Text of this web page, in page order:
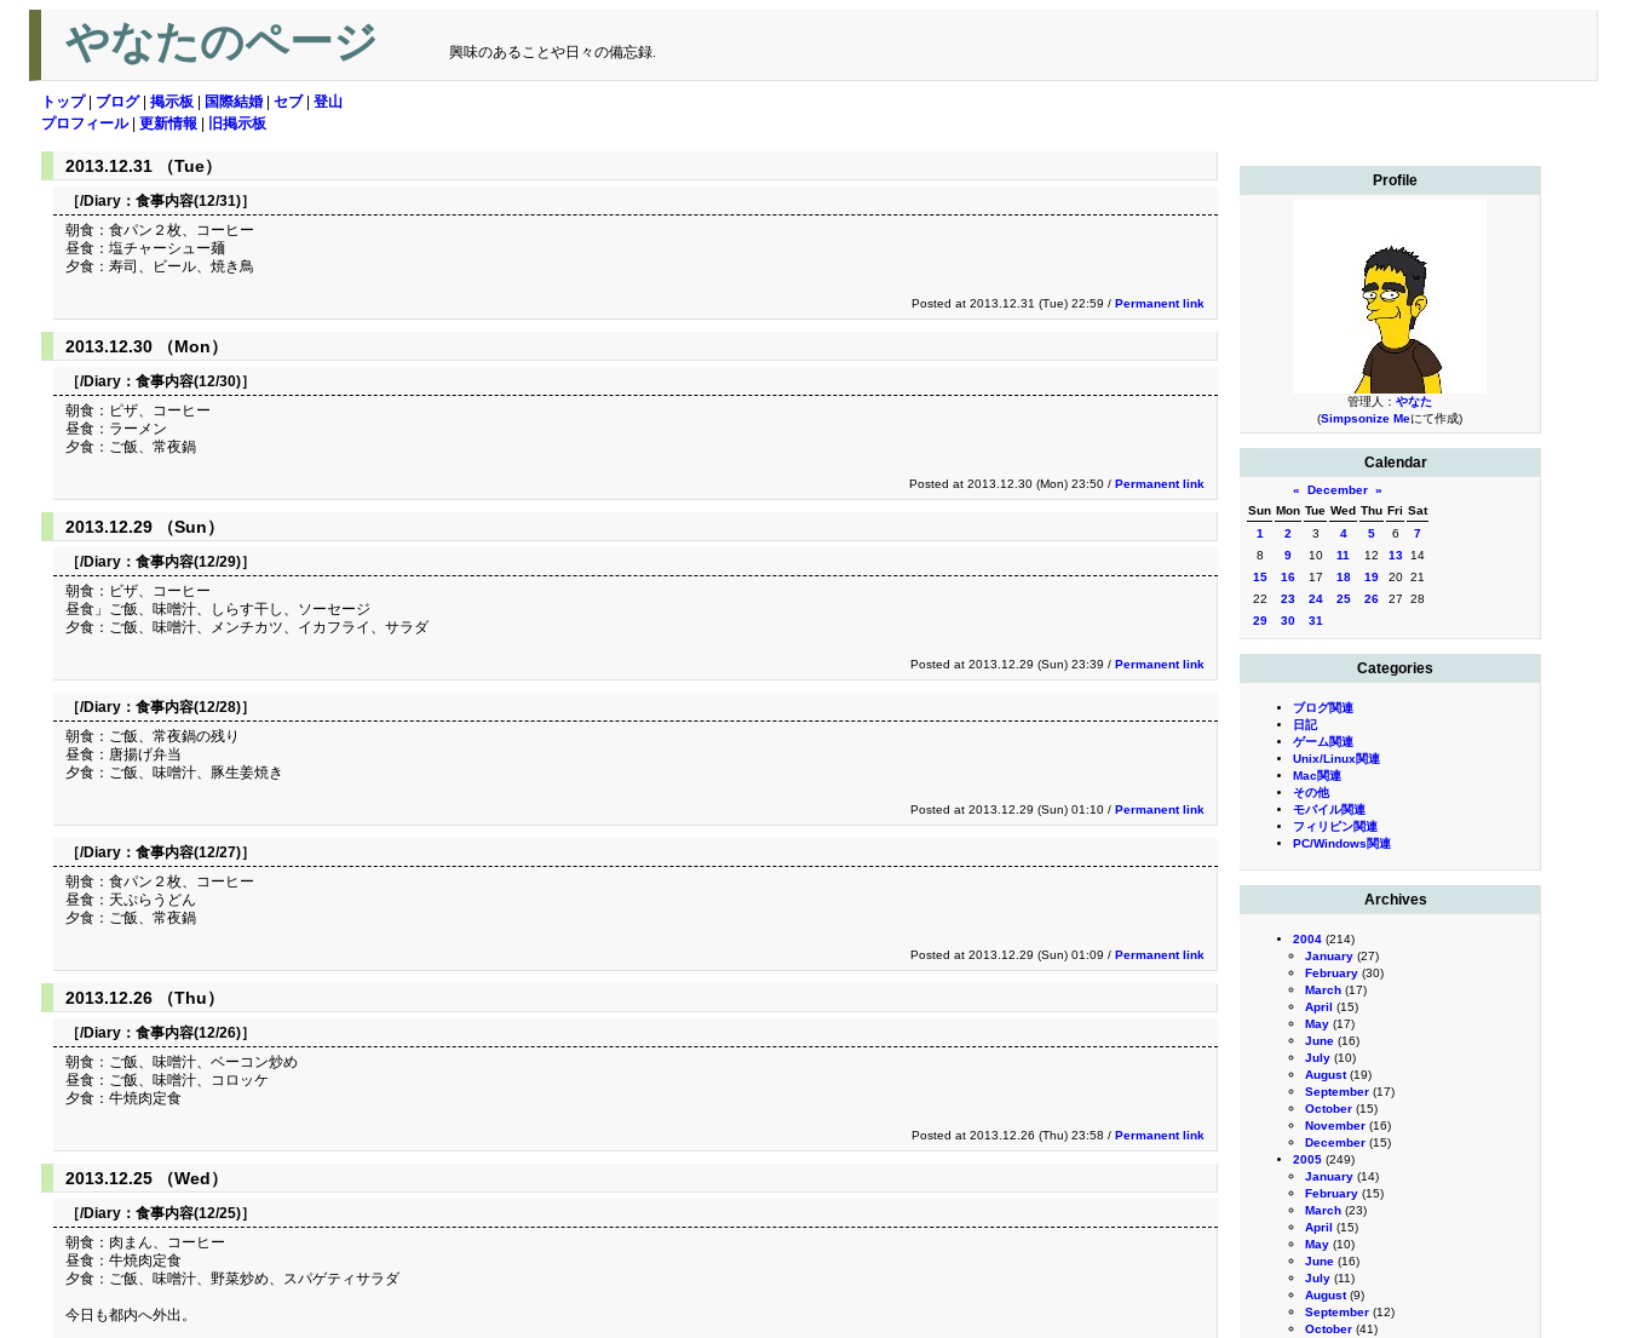
やなたのページ 興味のあることや日々の備忘録.
トップ| ブログ| 掲示板 国際結婚 セブ| 登山
プロフィール| 更新情報 旧掲示板
Profile
管理人： やなた
(Simpsonize Meにて作成)
Calendar
« December »
Sun Mon Tue Wed Thu Fri Sat
1
2 3 4 5 6
7
8
9 10 11 12 13
14
15
16 17 18 19 20 21
22
23 24 25 26 27
28
29
30 31
Categories
ブログ関連
日記
ゲーム関連
Unix/Linux関連
Mac関連
その他
モバイル関連
フィリピン関連
PC/Windows関連
Archives
2004 (214)
January (27)
February (30)
March (17)
April (15)
May (17)
June (16)
July (10)
August(19)
September (17)
October (15)
November (16)
December (15)
2005 (249)
January (14)
February (15)
March (23)
April (15)
May (10)
June (16)
July (11)
August(9)
September (12)
October (41)
2013.12.31 （Tue）
［/Diary： 食事内容(12/31)］
朝食：食パン２枚、コーヒー
昼食：塩チャーシュー麺
夕食：寿司、ビール、焼き鳥
Posted at 2013.12.31 (Tue) 22:59 / Permanent link
2013.12.30 （Mon）
［/Diary： 食事内容(12/30)］
朝食：ピザ、コーヒー
昼食：ラーメン
夕食：ご飯、常夜鍋
Posted at 2013.12.30 (Mon) 23:50 / Permanent link
2013.12.29 （Sun）
［/Diary： 食事内容(12/29)］
朝食：ビザ、コーヒー
昼食」ご飯、味噌汁、しらす干し、ソーセージ
夕食：ご飯、味噌汁、メンチカツ、イカフライ、サラダ
Posted at 2013.12.29 (Sun) 23:39 / Permanent link
［/Diary： 食事内容(12/28)］
朝食：ご飯、常夜鍋の残り
昼食：唐揚げ弁当
夕食：ご飯、味噌汁、豚生姜焼き
Posted at 2013.12.29 (Sun) 01:10 / Permanent link
［/Diary： 食事内容(12/27)］
朝食：食パン２枚、コーヒー
昼食：天ぷらうどん
夕食：ご飯、常夜鍋
Posted at 2013.12.29 (Sun) 01:09 / Permanent link
2013.12.26 （Thu）
［/Diary： 食事内容(12/26)］
朝食：ご飯、味噌汁、ベーコン炒め
昼食：ご飯、味噌汁、コロッケ
夕食：牛焼肉定食
Posted at 2013.12.26 (Thu) 23:58 / Permanent link
2013.12.25 （Wed）
［/Diary： 食事内容(12/25)］
朝食：肉まん、コーヒー
昼食：牛焼肉定食
夕食：ご飯、味噌汁、野菜炒め、スパゲティサラダ
今日も都内へ外出。